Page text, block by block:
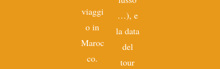
viaggi
o in
Maroc
co.
…), e
la data
del
tour